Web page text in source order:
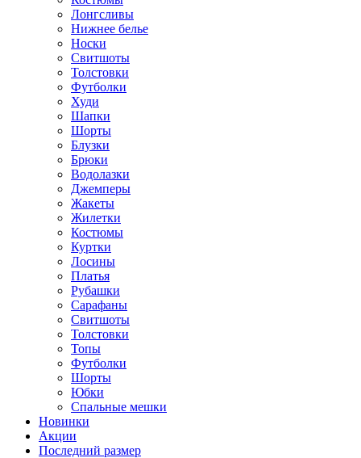
Лонгсливы
Нижнее белье
Носки
Свитшоты
Толстовки
Футболки
Худи
Шапки
Шорты
Блузки
Брюки
Водолазки
Джемперы
Жакеты
Жилетки
Костюмы
Куртки
Лосины
Платья
Рубашки
Сарафаны
Свитшоты
Толстовки
Топы
Футболки
Шорты
Юбки
Спальные мешки
Новинки
Акции
Последний размер